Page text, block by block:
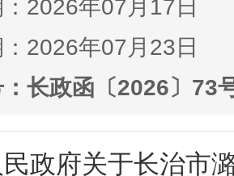
2026年07月17日
2026年07月23日
长政函〔2026〕73
政府关于长治市